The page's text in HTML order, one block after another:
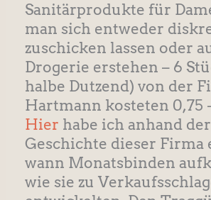
Sanitärprodukte für
man sich entweder
zuschicken lassen oder
Drogerie erstehen – 6
halbe Dutzend) von der
Hartmann kosteten 0,75
Hier habe ich anhand der
Geschichte dieser Firma
wann Monatsbinden
wie sie zu